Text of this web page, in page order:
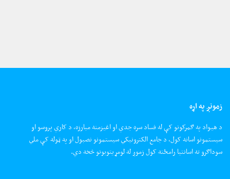
زمونږ په اړه
د هیواد په ګمرکونو کې له فساد سره جدي او اغیزمنه مبارزه، د کاري پروسو او
سیستمونو اسانه کول، د جامع الکترونیکي سیستمونو نصبول او په ټوله کې ملي
سوداګرو ته اسانتیا رامځته کول زموږ له لومړیتوبونو څخه دي.